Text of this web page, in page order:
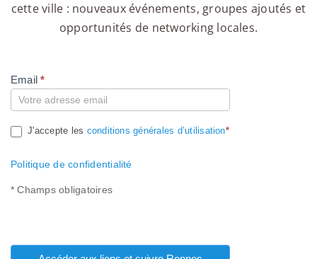
cette ville : nouveaux événements, groupes ajoutés et
opportunités de networking locales.
Compte
Email*
J'accepte les conditions générales d’utilisation*
Politique de confidentialité
* Champs obligatoires